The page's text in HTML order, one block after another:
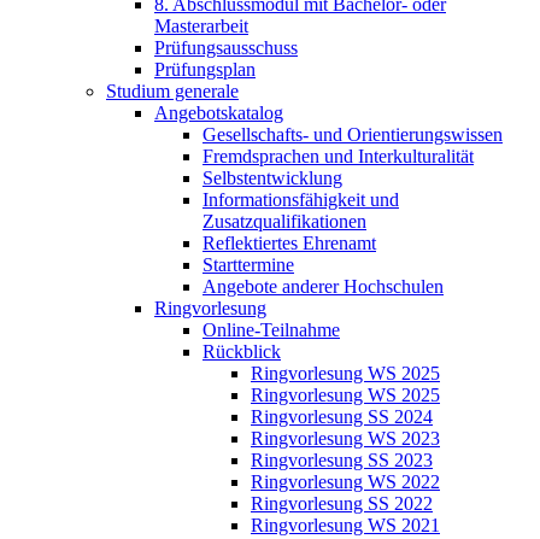
8. Abschlussmodul mit Bachelor- oder
Masterarbeit
Prüfungsausschuss
Prüfungsplan
Studium generale
Angebotskatalog
Gesellschafts- und Orientierungswissen
Fremdsprachen und Interkulturalität
Selbstentwicklung
Informationsfähigkeit und
Zusatzqualifikationen
Reflektiertes Ehrenamt
Starttermine
Angebote anderer Hochschulen
Ringvorlesung
Online-Teilnahme
Rückblick
Ringvorlesung WS 2025
Ringvorlesung WS 2025
Ringvorlesung SS 2024
Ringvorlesung WS 2023
Ringvorlesung SS 2023
Ringvorlesung WS 2022
Ringvorlesung SS 2022
Ringvorlesung WS 2021